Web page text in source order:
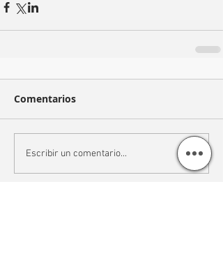
Comentarios
Escribir un comentario...